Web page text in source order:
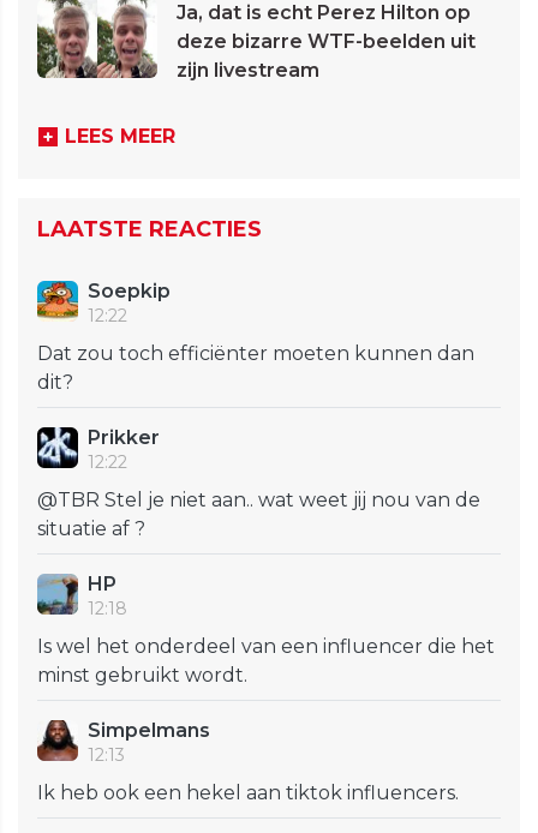
Ja, dat is echt Perez Hilton op
deze bizarre WTF-beelden uit
zijn livestream
LEES MEER
LAATSTE REACTIES
Soepkip
12:22
Dat zou toch efficiënter moeten kunnen dan
dit?
Prikker
12:22
@TBR Stel je niet aan.. wat weet jij nou van de
situatie af ?
HP
12:18
Is wel het onderdeel van een influencer die het
minst gebruikt wordt.
Simpelmans
12:13
Ik heb ook een hekel aan tiktok influencers.